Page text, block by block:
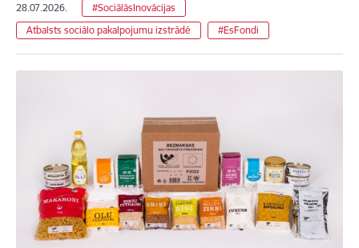
28.07.2026.
#SociālāsInovācijas
Atbalsts sociālo pakalpojumu izstrādē
#EsFondi